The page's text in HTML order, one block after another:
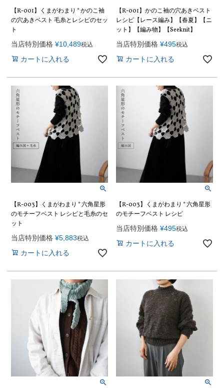
【R-001】くまがわまり * かのこ袖
の穴あきベスト 毛糸とレシピのセッ
ト
当店特別価格 ¥10,489税込
カートに入れる
【R-001】かのこ袖の穴あきベスト
レシピ【レース編み】【春夏】【ニ
ット】【編み物】【Seeknit】
当店特別価格 ¥495税込
カートに入れる
【R-003】くまがわまり * 六角星形
のモチーフベスト レシピと毛糸のセ
ット
当店特別価格 ¥5,883税込
カートに入れる
【R-003】くまがわまり * 六角星形
のモチーフベスト レシピ
当店特別価格 ¥495税込
カートに入れる